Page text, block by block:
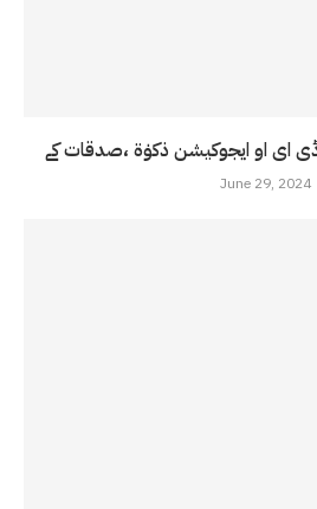
June 29, 2024